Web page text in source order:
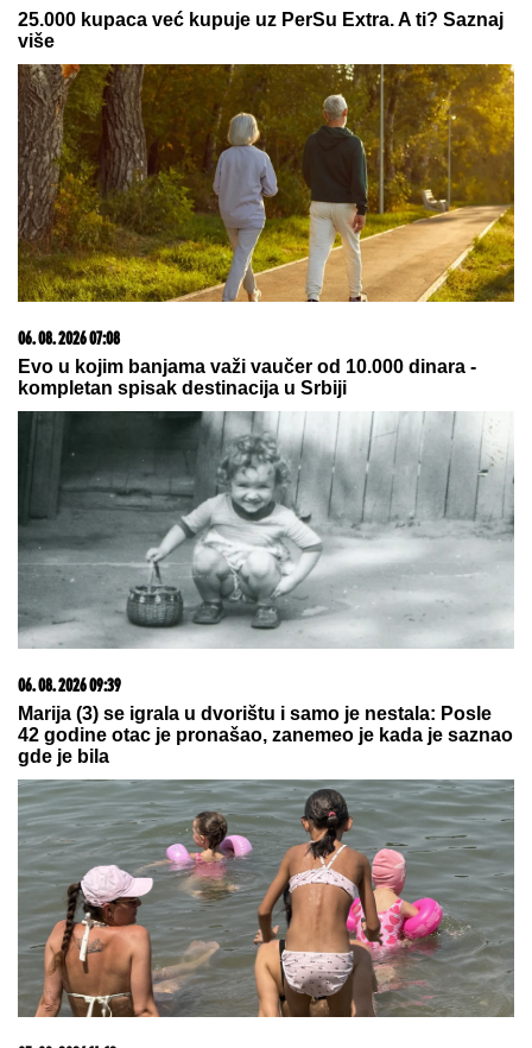
Godinama gledate ovu rupicu na
Može da vas spase od poplave i
skupe štete!
RAZBIJENA ŠOFERKA, STAKLO I
nakon skandala snimili u kolima:
"Moja jedina ljubav"